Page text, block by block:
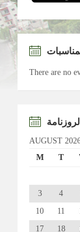
There are no
الروزنامة
AUGUST
M
T
3
4
10
11
17
18